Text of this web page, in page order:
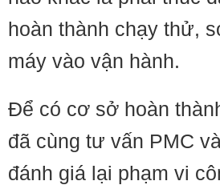
hoàn thành chạy thử,
máy vào vận hành.
Để có cơ sở hoàn
đã cùng tư vấn PMC
đánh giá lại phạm vi